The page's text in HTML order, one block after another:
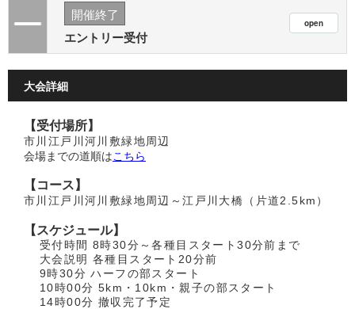
開催終了
エントリー受付
大会詳細
【受付場所】
市川江戸川河川敷緑地周辺
会場までの道順はこちら
【コース】
市川江戸川河川敷緑地周辺～江戸川大橋（片道2.5km）
【スケジュール】
受付時間 8時30分～各種目スタート30分前まで
大会説明 各種目スタート20分前
9時30分 ハーフの部スタート
10時00分 5km・10km・親子の部スタート
14時00分 撤収完了予定